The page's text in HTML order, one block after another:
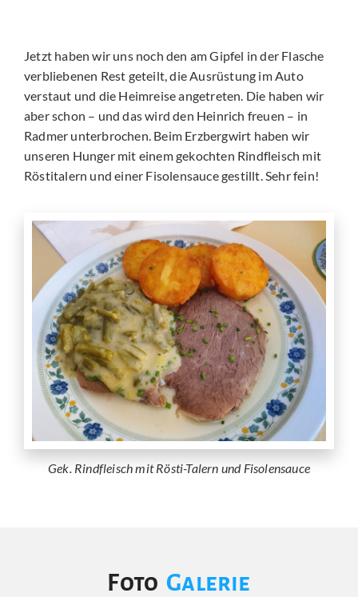
Jetzt haben wir uns noch den am Gipfel in der Flasche
verbliebenen Rest geteilt, die Ausrüstung im Auto
verstaut und die Heimreise angetreten. Die haben wir
aber schon – und das wird den Heinrich freuen – in
Radmer unterbrochen. Beim Erzbergwirt haben wir
unseren Hunger mit einem gekochten Rindfleisch mit
Röstitalern und einer Fisolensauce gestillt. Sehr fein!
Gek. Rindfleisch mit Rösti-Talern und Fisolensauce
Foto Galerie